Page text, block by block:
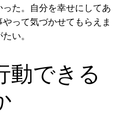
た。自分を幸せにしてあ
って気づかせてもらえま
い。
動できる